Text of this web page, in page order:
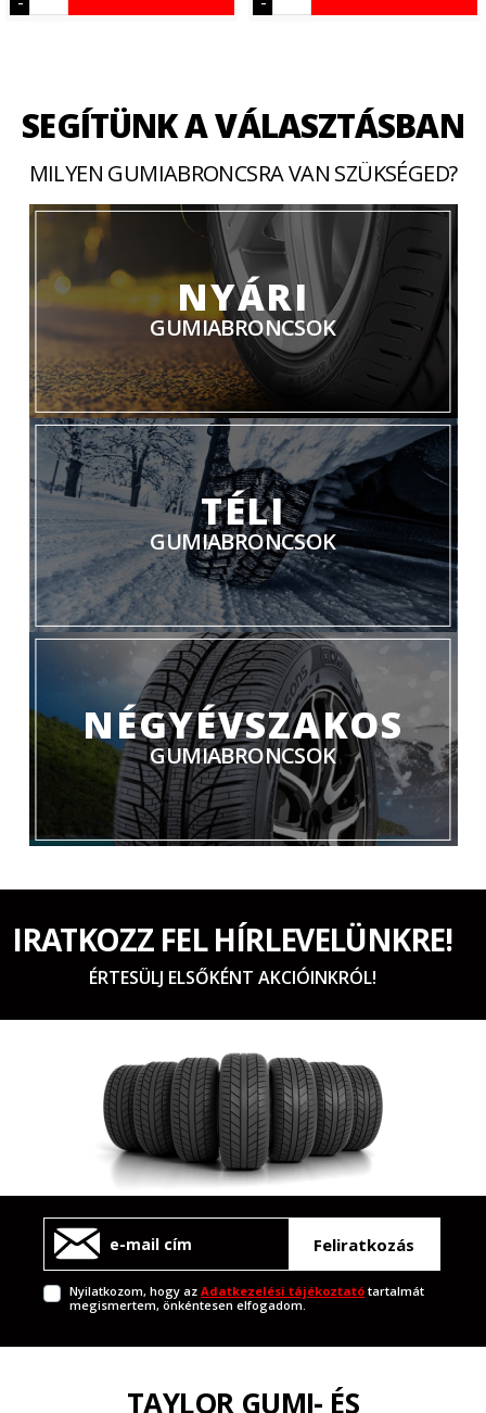
SEGÍTÜNK A VÁLASZTÁSBAN
MILYEN GUMIABRONCSRA VAN SZÜKSÉGED?
NYÁRI
GUMIABRONCSOK
TÉLI
GUMIABRONCSOK
NÉGYÉVSZAKOS
GUMIABRONCSOK
IRATKOZZ FEL HÍRLEVELÜNKRE!
ÉRTESÜLJ ELSŐKÉNT AKCIÓINKRÓL!
Feliratkozás
Nyilatkozom, hogy azAdatkezelési tájékoztató tartalmát
megismertem, önkéntesen elfogadom.
TAYLOR GUMI- ÉS